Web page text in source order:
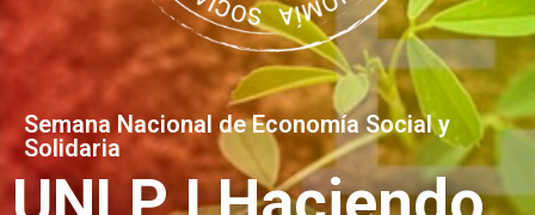
Semana Nacional de Economía Social y
Solidaria